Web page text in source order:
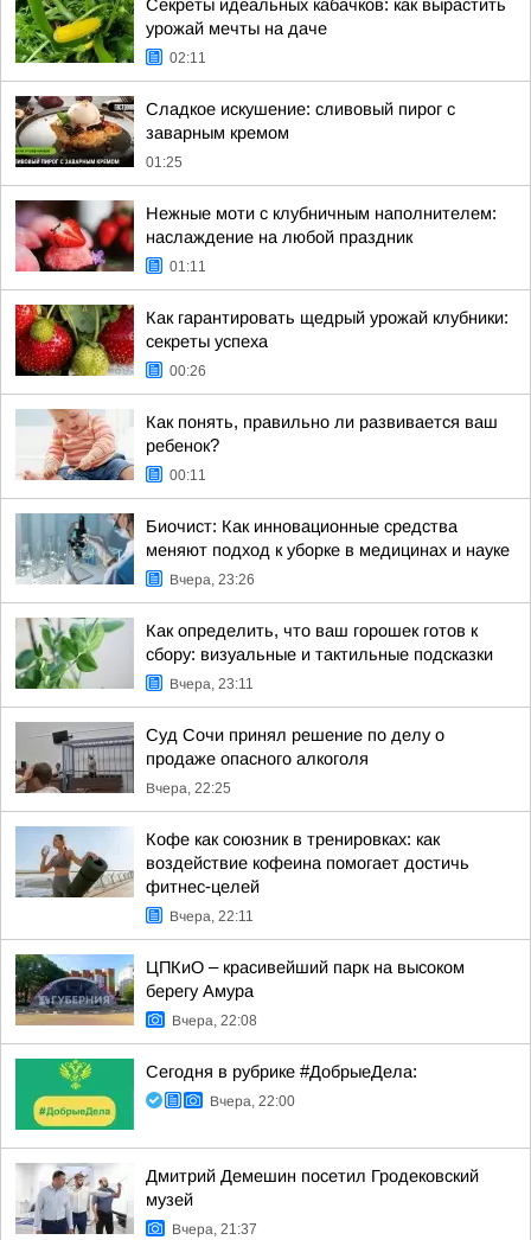
Секреты идеальных кабачков: как вырастить
урожай мечты на даче
02:11
Сладкое искушение: сливовый пирог с
заварным кремом
01:25
Нежные моти с клубничным наполнителем:
наслаждение на любой праздник
01:11
Как гарантировать щедрый урожай клубники:
секреты успеха
00:26
Как понять, правильно ли развивается ваш
ребенок?
00:11
Биочист: Как инновационные средства
меняют подход к уборке в медицинах и науке
Вчера, 23:26
Как определить, что ваш горошек готов к
сбору: визуальные и тактильные подсказки
Вчера, 23:11
Суд Сочи принял решение по делу о
продаже опасного алкоголя
Вчера, 22:25
Кофе как союзник в тренировках: как
воздействие кофеина помогает достичь
фитнес-целей
Вчера, 22:11
ЦПКиО – красивейший парк на высоком
берегу Амура
Вчера, 22:08
Сегодня в рубрике #ДобрыеДела:
Вчера, 22:00
Дмитрий Демешин посетил Гродековский
музей
Вчера, 21:37